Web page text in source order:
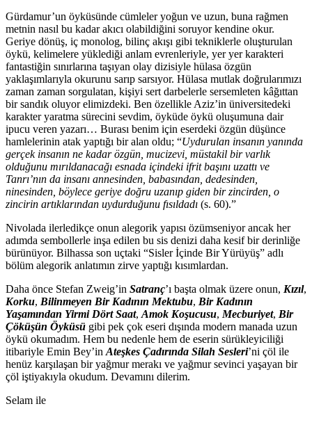
Gürdamur’un öyküsünde cümleler yoğun ve uzun, buna rağmen
metnin nasıl bu kadar akıcı olabildiğini soruyor kendine okur.
Geriye dönüş, iç monolog, bilinç akışı gibi tekniklerle oluşturulan
öykü, kelimelere yüklediği anlam evrenleriyle, yer yer karakteri
fantastiğin sınırlarına taşıyan olay dizisiyle hülasa özgün
yaklaşımlarıyla okurunu sarıp sarsıyor. Hülasa mutlak doğrularımızı
zaman zaman sorgulatan, kişiyi sert darbelerle sersemleten kâğıttan
bir sandık oluyor elimizdeki. Ben özellikle Aziz’in üniversitedeki
karakter yaratma sürecini sevdim, öyküde öykü oluşumuna dair
ipucu veren yazarı… Burası benim için eserdeki özgün düşünce
hamlelerinin atak yaptığı bir alan oldu; “Uydurulan insanın yanında
gerçek insanın ne kadar özgün, mucizevi, müstakil bir varlık
olduğunu mırıldanacağı esnada içindeki ifrit başını uzattı ve
Tanrı’nın da insanı annesinden, babasından, dedesinden,
ninesinden, böylece geriye doğru uzanıp giden bir zincirden, o
zincirin artıklarından uydurduğunu fısıldadı (s. 60).”
Nivolada ilerledikçe onun alegorik yapısı özümseniyor ancak her
adımda sembollerle inşa edilen bu sis denizi daha kesif bir derinliğe
bürünüyor. Bilhassa son uçtaki “Sisler İçinde Bir Yürüyüş” adlı
bölüm alegorik anlatımın zirve yaptığı kısımlardan.
Daha önce Stefan Zweig’in Satranç’ı başta olmak üzere onun, Kızıl,
Korku, Bilinmeyen Bir Kadının Mektubu, Bir Kadının
Yaşamından Yirmi Dört Saat, Amok Koşucusu, Mecburiyet, Bir
Çöküşün Öyküsü gibi pek çok eseri dışında modern manada uzun
öykü okumadım. Hem bu nedenle hem de eserin sürükleyiciliği
itibariyle Emin Bey’in Ateşkes Çadırında Silah Sesleri’ni çöl ile
henüz karşılaşan bir yağmur merakı ve yağmur sevinci yaşayan bir
çöl iştiyakıyla okudum. Devamını dilerim.
Selam ile